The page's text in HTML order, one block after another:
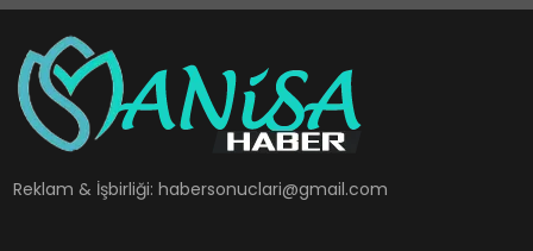
SIYASET
SPOR
TEKNOLOJI
Reklam & İşbirliği:habersonuclari@gmail.com